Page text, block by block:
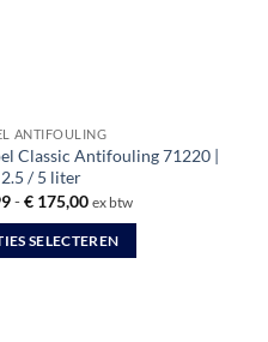
ANTIFOULING
Classic Antifouling 71220 |
/ 5 liter
-€175,00Prijsklasse:
tot
€ 175,00
ex btw
SELECTEREN